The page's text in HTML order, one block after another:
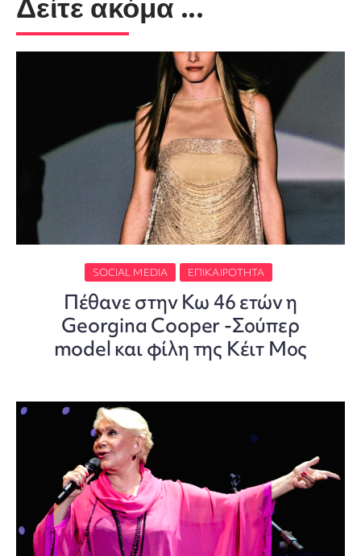
SOCIAL MEDIA ΕΠΙΚΑΙΡΌΤΗΤΑ
Πέθανε στην Κω 46 ετών η
Georgina Cooper -Σούπερ
model και φίλη της Κέιτ Μος